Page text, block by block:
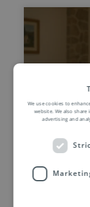
瑞士
通过关
客户满
对于国际
We use cookies to
website. We also
advertising and